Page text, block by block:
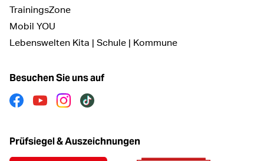
TrainingsZone
Mobil YOU
Lebenswelten Kita | Schule | Kommune
Besuchen Sie uns auf
FacebookYoutubeInstagram
Tiktok
Prüfsiegel & Auszeichnungen